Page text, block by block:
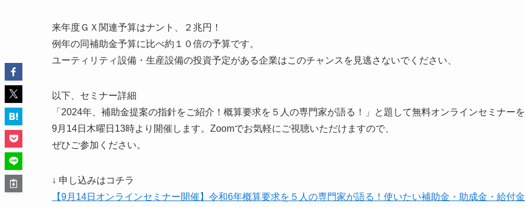
来年度ＧＸ関連予算はナント、２兆円！
例年の同補助金予算に比べ約１０倍の予算です。
ユーティリティ設備・生産設備の投資予定がある企業はこのチャンスを見逃さないでください、
以下、セミナー詳細
「2024年、補助金提案の指針をご紹介！概算要求を５人の専門家が語る！」と題して無料オンラインセミナーを
9月14日木曜日13時より開催します。Zoomでお気軽にご視聴いただけますので、
ぜひご参加ください。
↓ 申し込みはコチラ
【9月14日オンラインセミナー開催】令和6年概算要求を５人の専門家が語る！使いたい補助金・助成金・給付金